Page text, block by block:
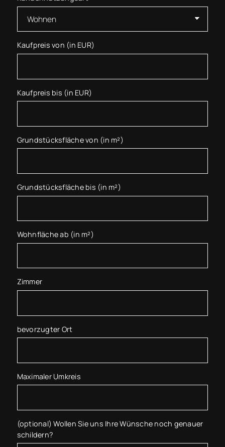
Kaufpreis von (in EUR)
Kaufpreis bis (in EUR)
Grundstücksfläche von (in m²)
Grundstücksfläche bis (in m²)
Wohnfläche ab (in m²)
Zimmer
bevorzugter Ort
Maximaler Umkreis
(optional) Wollen Sie uns Ihre Wünsche noch genauer
schildern?